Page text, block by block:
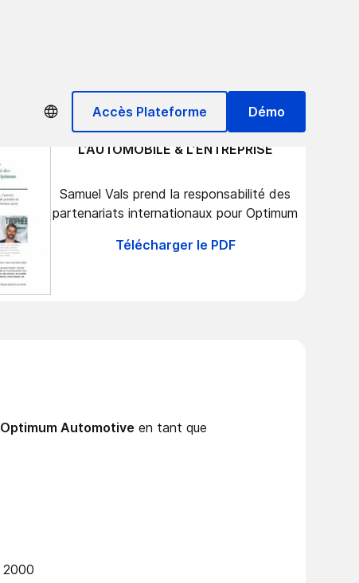
Accès Plateforme Démo
L’AUTOMOBILE & L’ENTREPRISE
Samuel Vals prend la responsabilité des
partenariats internationaux pour Optimum
Télécharger le PDF
Optimum Automotive en tant que
2000